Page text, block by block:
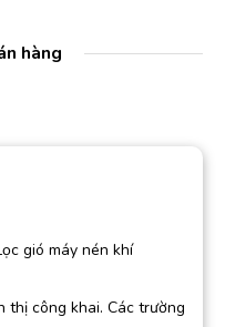
hàng
gió máy nén khí
thị công khai. Các trường